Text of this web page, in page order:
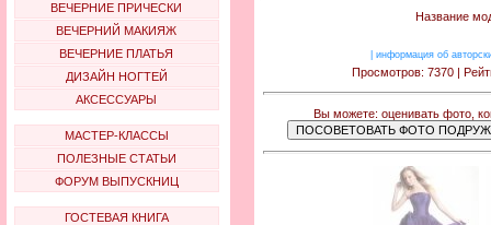
ВЕЧЕРНИЕ ПРИЧЕСКИ
ВЕЧЕРНИЙ МАКИЯЖ
ВЕЧЕРНИЕ ПЛАТЬЯ
ДИЗАЙН НОГТЕЙ
АКСЕССУАРЫ
МАСТЕР-КЛАССЫ
ПОЛЕЗНЫЕ СТАТЬИ
ФОРУМ ВЫПУСКНИЦ
ГОСТЕВАЯ КНИГА
Название
информация об
Просмотров: 7370 |
Вы можете: оценивать фото,